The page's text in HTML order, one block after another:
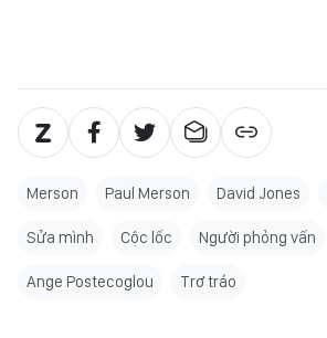
Merson Paul Merson David Jones
Sửa mình Cộc lốc Người phỏng vấn
Ange Postecoglou Trơ tráo